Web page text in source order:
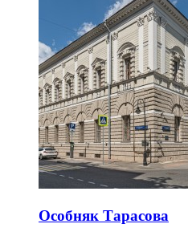
Особняк Тарасова